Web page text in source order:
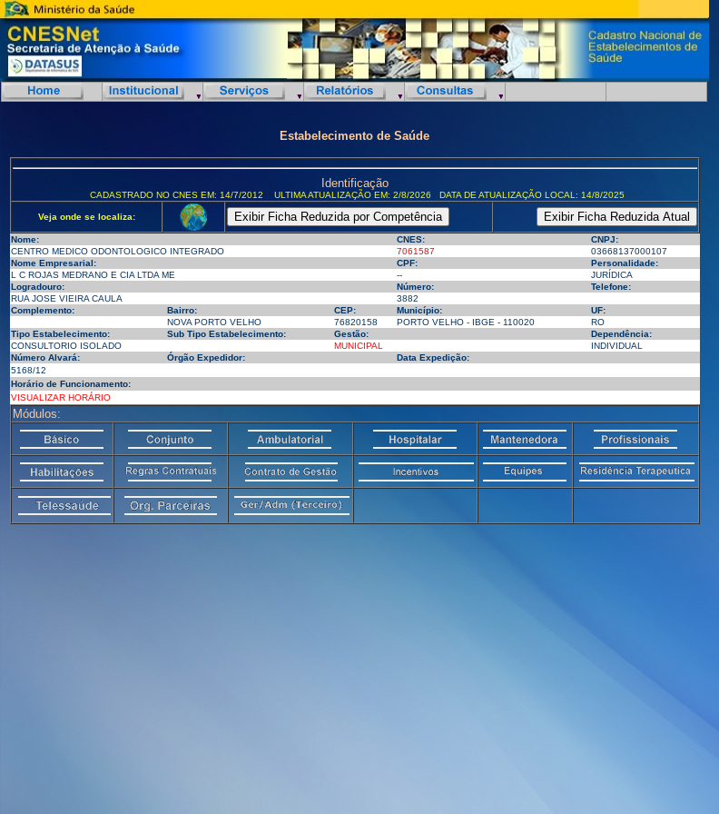
Estabelecimento de Saúde
Identificação
CADASTRADO NO CNES EM: 14/7/2012 ULTIMA ATUALIZAÇÃO EM: 2/8/2026 DATA DE ATUALIZAÇÃO LOCAL: 14/8/2025
Veja onde se localiza:
Nome: CNES:
CNPJ:
CENTRO MEDICO ODONTOLOGICO INTEGRADO
7061587
03668137000107
Nome Empresarial:
CPF:
Personalidade:
L C ROJAS MEDRANO E CIA LTDA ME
--
JURÍDICA
Logradouro:
Número:
Telefone:
RUA JOSE VIEIRA CAULA
3882
Complemento:
Bairro: CEP: Município:
UF:
NOVA PORTO VELHO
76820158 PORTO VELHO - IBGE - 110020
RO
Tipo Estabelecimento:
Sub Tipo Estabelecimento: Gestão:
Dependência:
CONSULTORIO ISOLADO
MUNICIPAL
INDIVIDUAL
Número Alvará:
Órgão Expedidor:
Data Expedição:
5168/12
Horário de Funcionamento:
VISUALIZAR HORÁRIO
Módulos: